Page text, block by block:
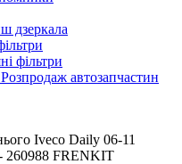
дзеркала
фільтри
Розпродаж автозапчастин
Iveco Daily 06-11
260988 FRENKIT